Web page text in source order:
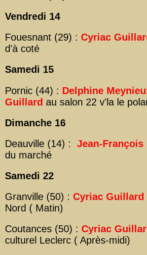
Vendredi 14
Fouesnant (29) : Cyriac
d'à coté
Samedi 15
Pornic (44) : Delphine
Guillard au salon 22 v'la le
Dimanche 16
Deauville (14) :
Jean-François
du marché
Samedi 22
Granville (50) : Cyriac Guillard
Nord ( Matin)
Coutances (50) : Cyriac
culturel Leclerc ( Après-midi)